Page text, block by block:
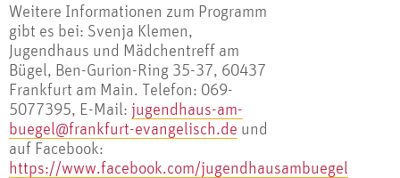
Weitere Informationen zum Programm
gibt es bei: Svenja Klemen,
Jugendhaus und Mädchentreff am
Bügel, Ben-Gurion-Ring 35-37, 60437
Frankfurt am Main. Telefon: 069-
5077395, E-Mail: jugendhaus-am-
buegel@frankfurt-evangelisch.de und
auf Facebook:
https://www.facebook.com/jugendhausambuegel